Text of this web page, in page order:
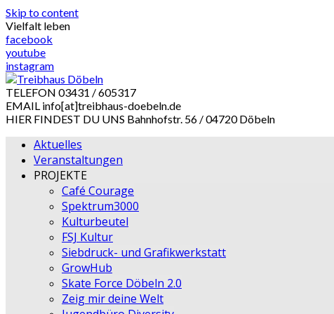
Skip to content
Vielfalt leben
facebook
youtube
instagram
TELEFON 03431 / 605317
EMAIL info[at]treibhaus-doebeln.de
HIER FINDEST DU UNS Bahnhofstr. 56 / 04720 Döbeln
Aktuelles
Veranstaltungen
PROJEKTE
Café Courage
Spektrum3000
Kulturbeutel
FSJ Kultur
Siebdruck- und Grafikwerkstatt
GrowHub
Skate Force Döbeln 2.0
Zeig mir deine Welt